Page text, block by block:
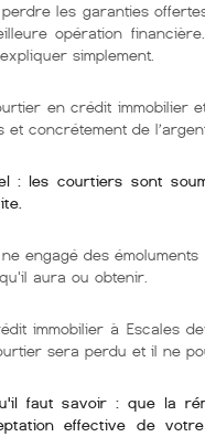
les garanties
opération
simplement.
en crédit immobilier
et concrétement de
: les courtiers sont
ne engagé des
aura ou obtenir.
immobilier à Escales
sera perdu et il ne
faut savoir : que la
effective de